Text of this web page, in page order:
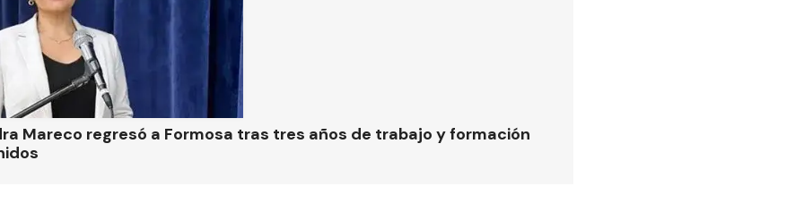
Mareco regresó a Formosa tras tres años de trabajo y formación